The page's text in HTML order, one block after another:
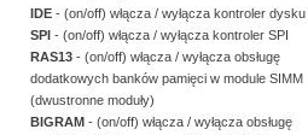
IDE - (on/off) włącza / wyłącza kontroler dysku
SPI - (on/off) włącza / wyłącza kontroler SPI
RAS13 - (on/off) włącza / wyłącza obsługę
dodatkowych banków pamięci w module SIMM
(dwustronne moduły)
BIGRAM - (on/off) włącza / wyłącza obsługę